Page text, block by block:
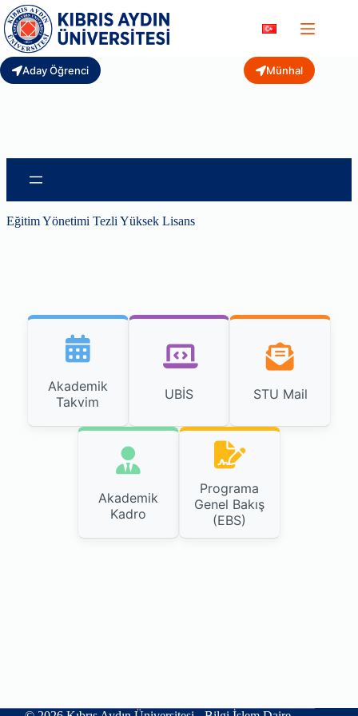
Skip
to
content
Aday Öğrenci Münhal
Eğitim Yönetimi Tezli Yüksek Lisans
Akademik
Takvim
UBİS STU Mail
Akademik
Kadro
Programa
Genel Bakış
(EBS)